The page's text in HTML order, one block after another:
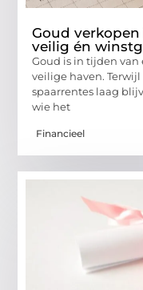
Goud
veilig én
Goud is in tijden
veilige haven.
spaarrentes laag
wie het
Financieel